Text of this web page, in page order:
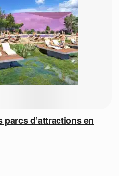
d’attractions en